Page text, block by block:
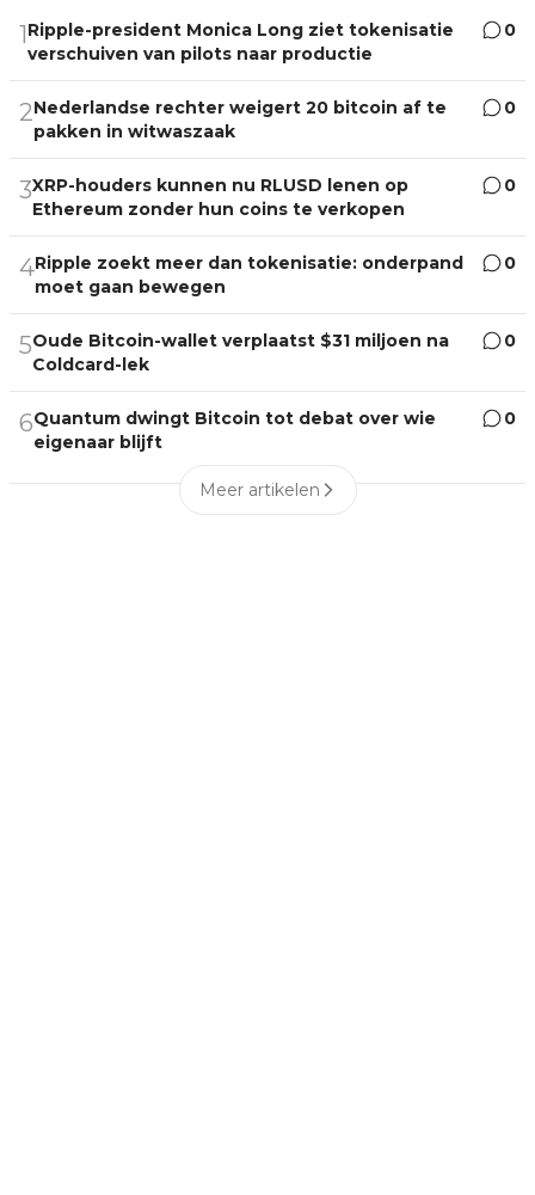
1Ripple-president Monica Long ziet tokenisatie
verschuiven van pilots naar productie
0
2Nederlandse rechter weigert 20 bitcoin af te
pakken in witwaszaak
0
3XRP-houders kunnen nu RLUSD lenen op
Ethereum zonder hun coins te verkopen
0
4Ripple zoekt meer dan tokenisatie: onderpand
moet gaan bewegen
0
5Oude Bitcoin-wallet verplaatst $31 miljoen na
Coldcard-lek
0
6Quantum dwingt Bitcoin tot debat over wie
eigenaar blijft
0
Meer artikelen